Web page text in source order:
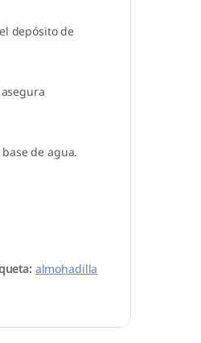
depósito de
de agua.
almohadilla